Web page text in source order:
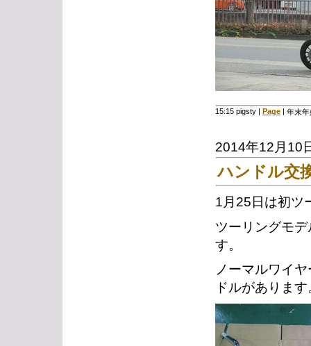
15:15 pigsty | Page | 年末
2014年12月10
ハンドル交
1月25日は初ツ
ツーリングモ
す。
ノーマルワイ
ドルがあります